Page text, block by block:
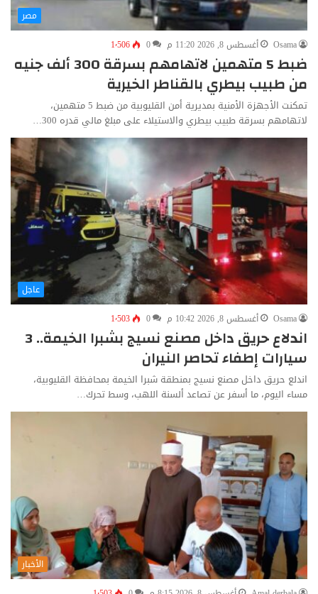
مصر
Osama
أغسطس 8, 2026 11:20 م 0 1٬506
ضبط 5 متهمين لاتهامهم بسرقة 300 ألف جنيه
من طبيب بيطري بالقناطر الخيرية
تمكنت الأجهزة الأمنية بمديرية أمن القليوبية من ضبط 5 متهمين،
لاتهامهم بسرقة طبيب بيطري والاستيلاء على مبلغ مالي قدره 300…
عاجل
Osama
أغسطس 8, 2026 10:42 م 0 1٬503
اندلاع حريق داخل مصنع نسيج بشبرا الخيمة.. 3
سيارات إطفاء تحاصر النيران
اندلع حريق داخل مصنع نسيج بمنطقة شبرا الخيمة بمحافظة القليوبية،
مساء اليوم، ما أسفر عن تصاعد ألسنة اللهب، وسط تحرك…
الأخبار